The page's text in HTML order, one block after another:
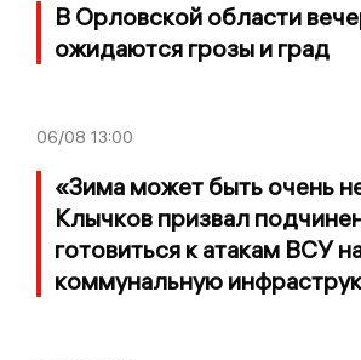
В Орловской области
ожидаются грозы и град
06/08 13:00
«Зима может быть очень
Клычков призвал
готовиться к атакам ВСУ
коммунальную